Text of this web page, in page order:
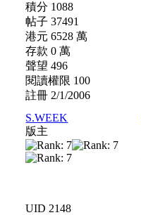
積分 1088
帖子 37491
港元 6528 萬
存款 0 萬
聲望 496
閱讀權限 100
註冊 2/1/2006
S.WEEK
版主
UID 2148